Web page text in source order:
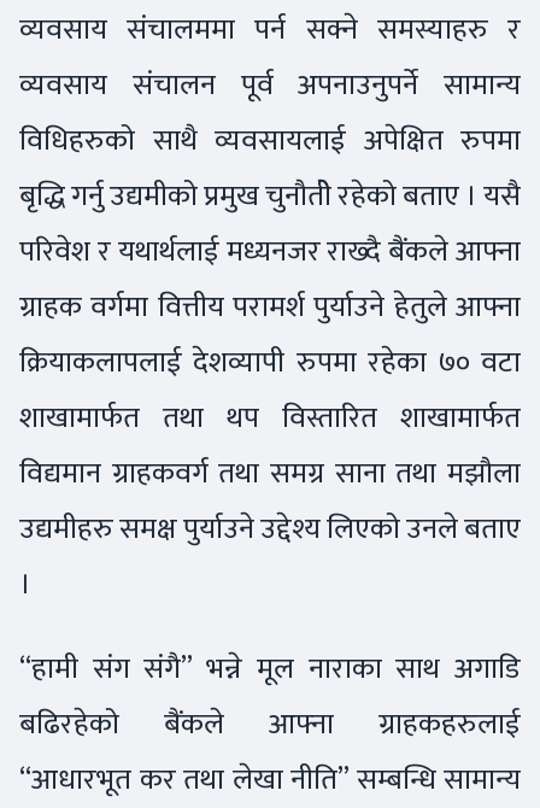
व्यवसाय संचालममा पर्न सक्ने समस्याहरु र
व्यवसाय संचालन पूर्व अपनाउनुपर्ने सामान्य
विधिहरुको साथै व्यवसायलाई अपेक्षित रुपमा
बृद्धि गर्नु उद्यमीको प्रमुख चुनौतीे रहेको बताए । यसै
परिवेश र यथार्थलाई मध्यनजर राख्दै बैंकले आफ्ना
ग्राहक वर्गमा वित्तीय परामर्श पुर्याउने हेतुले आफ्ना
क्रियाकलापलाई देशव्यापी रुपमा रहेका ७० वटा
शाखामार्फत तथा थप विस्तारित शाखामार्फत
विद्यमान ग्राहकवर्ग तथा समग्र साना तथा मझौला
उद्यमीहरु समक्ष पुर्याउने उद्देश्य लिएको उनले बताए
।
“हामी संग संगै” भन्ने मूल नाराका साथ अगाडि
बढिरहेको बैंकले आफ्ना ग्राहकहरुलाई
“आधारभूत कर तथा लेखा नीति” सम्बन्धि सामान्य